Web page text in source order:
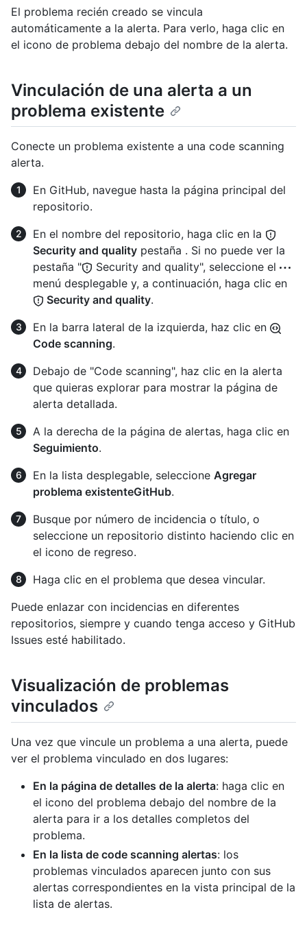
El problema recién creado se vincula
automáticamente a la alerta. Para verlo, haga clic en
el icono de problema debajo del nombre de la alerta.
Vinculación de una alerta a un
problema existente
Conecte un problema existente a una code scanning
alerta.
En GitHub, navegue hasta la página principal del
repositorio.
En el nombre del repositorio, haga clic en la
Security and quality pestaña . Si no puede ver la
pestaña "
Security and quality", seleccione el
menú desplegable y, a continuación, haga clic en
Security and quality.
En la barra lateral de la izquierda, haz clic en
Code scanning.
Debajo de "Code scanning", haz clic en la alerta
que quieras explorar para mostrar la página de
alerta detallada.
A la derecha de la página de alertas, haga clic en
Seguimiento.
En la lista desplegable, seleccione Agregar
problema existenteGitHub.
Busque por número de incidencia o título, o
seleccione un repositorio distinto haciendo clic en
el icono de regreso.
Haga clic en el problema que desea vincular.
Puede enlazar con incidencias en diferentes
repositorios, siempre y cuando tenga acceso y GitHub
Issues esté habilitado.
Visualización de problemas
vinculados
Una vez que vincule un problema a una alerta, puede
ver el problema vinculado en dos lugares:
En la página de detalles de la alerta: haga clic en
el icono del problema debajo del nombre de la
alerta para ir a los detalles completos del
problema.
En la lista de code scanning alertas: los
problemas vinculados aparecen junto con sus
alertas correspondientes en la vista principal de la
lista de alertas.